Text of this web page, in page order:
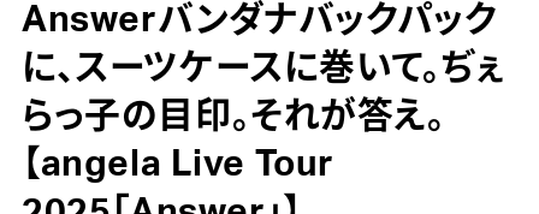
Answerバンダナバックパック
に、スーツケースに巻いて。ぢぇ
らっ子の目印。それが答え。
【angela Live Tour